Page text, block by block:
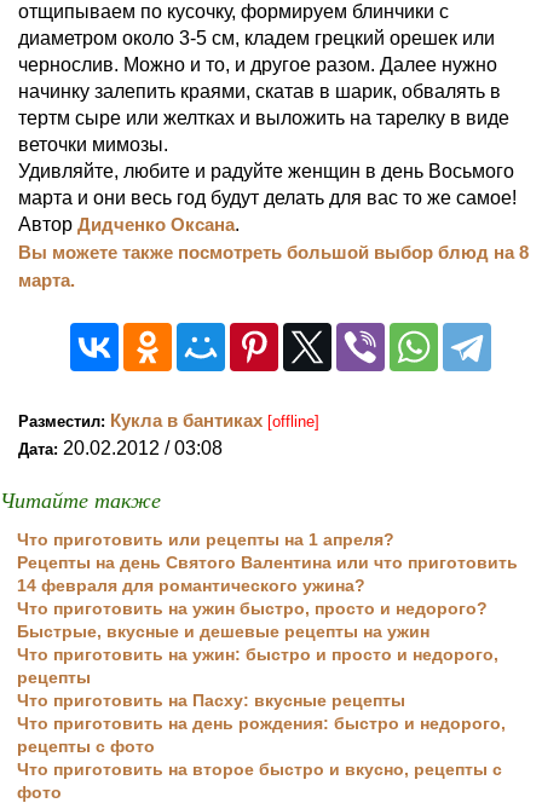
отщипываем по кусочку, формируем блинчики с
диаметром около 3-5 см, кладем грецкий орешек или
чернослив. Можно и то, и другое разом. Далее нужно
начинку залепить краями, скатав в шарик, обвалять в
тертм сыре или желтках и выложить на тарелку в виде
веточки мимозы.
Удивляйте, любите и радуйте женщин в день Восьмого
марта и они весь год будут делать для вас то же самое!
Автор Дидченко Оксана.
Вы можете также посмотреть большой выбор блюд на 8
марта.
Разместил: Кукла в бантиках [offline]
Дата: 20.02.2012 / 03:08
Читайте также
Что приготовить или рецепты на 1 апреля?
Рецепты на день Святого Валентина или что приготовить
14 февраля для романтического ужина?
Что приготовить на ужин быстро, просто и недорого?
Быстрые, вкусные и дешевые рецепты на ужин
Что приготовить на ужин: быстро и просто и недорого,
рецепты
Что приготовить на Пасху: вкусные рецепты
Что приготовить на день рождения: быстро и недорого,
рецепты с фото
Что приготовить на второе быстро и вкусно, рецепты с
фото